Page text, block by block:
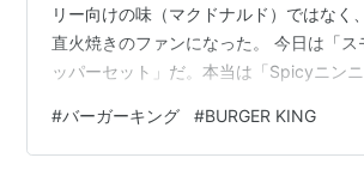
リー向けの味（マクドナルド）ではなく
直火焼きのファンになった。 今日は「ス
ッパーセット」だ。本当は「Spicyニン
ーポンが丁度あったのでそれにした。 夕
ーセットとはどうかなと思ったが、その
#バーガーキング #BURGER KING